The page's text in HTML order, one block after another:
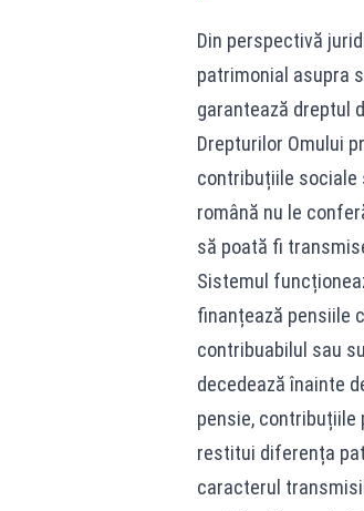
Din perspectivă
patrimonial asupra
garantează dreptul
Drepturilor Omului
contribuțiile sociale
română nu le
să poată fi
Sistemul
finanțează pensiile
contribuabilul sau
decedează înainte
pensie, contribuțiile
restitui diferența
caracterul